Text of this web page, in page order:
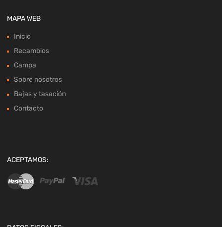
MAPA WEB
Inicio
Recambios
Campa
Sobre nosotros
Bajas y tasación
Contacto
ACEPTAMOS: